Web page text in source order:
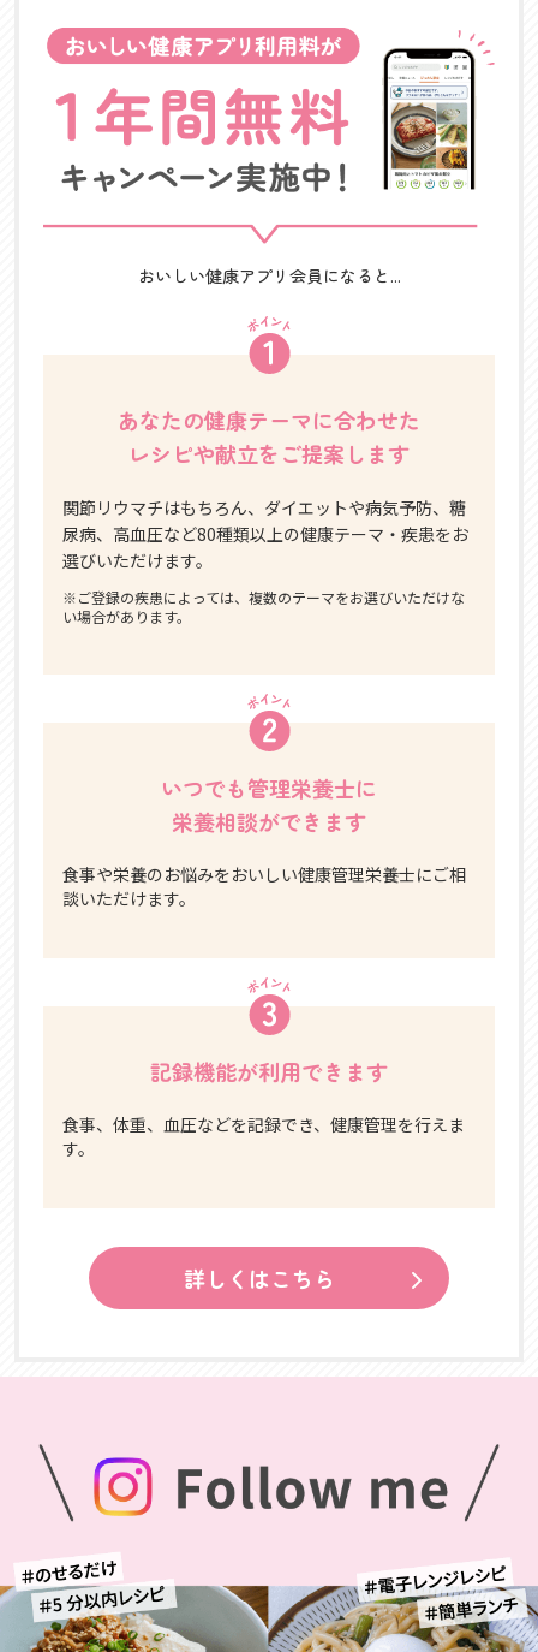
おいしい健康アプリ会員になると...
あなたの健康テーマに合わせた
レシピや献立をご提案します
関節リウマチはもちろん、ダイエットや病気予防、糖
尿病、高血圧など80種類以上の健康テーマ・疾患をお
選びいただけます。
※ご登録の疾患によっては、複数のテーマをお選びいただけな
い場合があります。
いつでも管理栄養士に
栄養相談ができます
食事や栄養のお悩みをおいしい健康管理栄養士にご相
談いただけます。
記録機能が利用できます
食事、体重、血圧などを記録でき、健康管理を行えま
す。
詳しくはこちら